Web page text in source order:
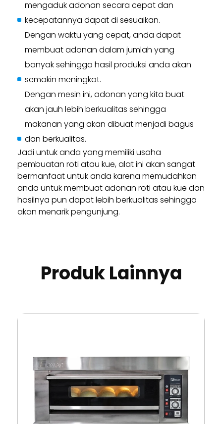
mengaduk adonan secara cepat dan
kecepatannya dapat di sesuaikan.
Dengan waktu yang cepat, anda dapat
membuat adonan dalam jumlah yang
banyak sehingga hasil produksi anda akan
semakin meningkat.
Dengan mesin ini, adonan yang kita buat
akan jauh lebih berkualitas sehingga
makanan yang akan dibuat menjadi bagus
dan berkualitas.
Jadi untuk anda yang memiliki usaha
pembuatan roti atau kue, alat ini akan sangat
bermanfaat untuk anda karena memudahkan
anda untuk membuat adonan roti atau kue dan
hasilnya pun dapat lebih berkualitas sehingga
akan menarik pengunjung.
Produk Lainnya